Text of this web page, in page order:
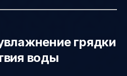
грядки
воды